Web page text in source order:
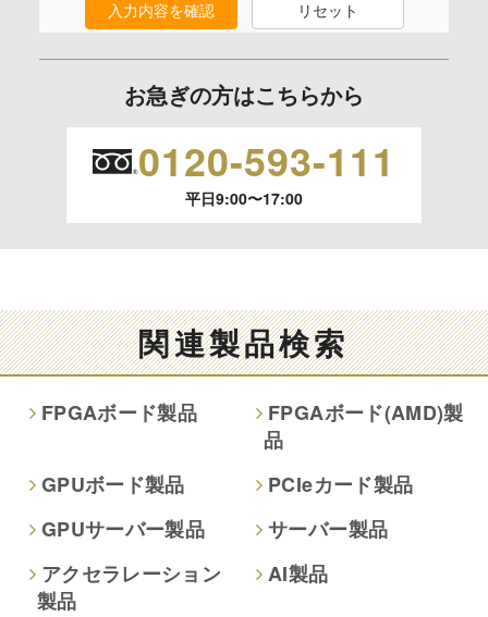
保有個人データの開示等および問合わせ窓口について
の停止、消去および 第三者への提供の停止（「開示等」とい
開示等のご請求は、下記お問い合わせ先窓口へご連絡願いま
情報提供は任意ですが、情報を提供しなかった場合、情報の
項目によってはお問い合わせ等に
ご回答できない場合がございます。
本人が容易に認識できない方法による取得
個人情報保護への取り組み
入力内容を確認 リセット
お急ぎの方はこちらから
0120-593-111
平日9:00〜17:00
関連製品検索
FPGAボード製品
FPGAボード(AMD)製
品
GPUボード製品
PCIeカード製品
GPUサーバー製品
サーバー製品
アクセラレーション
製品
AI製品